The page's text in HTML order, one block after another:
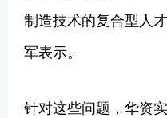
制造技术的复合型人
军表示。
针对这些问题，华资